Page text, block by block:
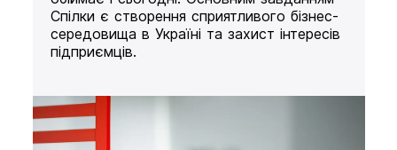
Спілки є створення сприятливого бізнес-
середовища в Україні та захист інтересів
підприємців.